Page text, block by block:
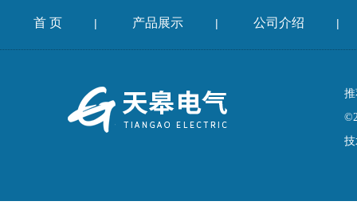
首 页 | 产品展示 | 公司介绍 |